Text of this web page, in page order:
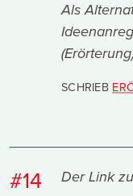
Als
SCHRIEB
#14 Der Link